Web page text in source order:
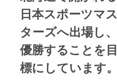
日本スポーツマス
ターズへ出場し、
優勝することを目
標にしています。